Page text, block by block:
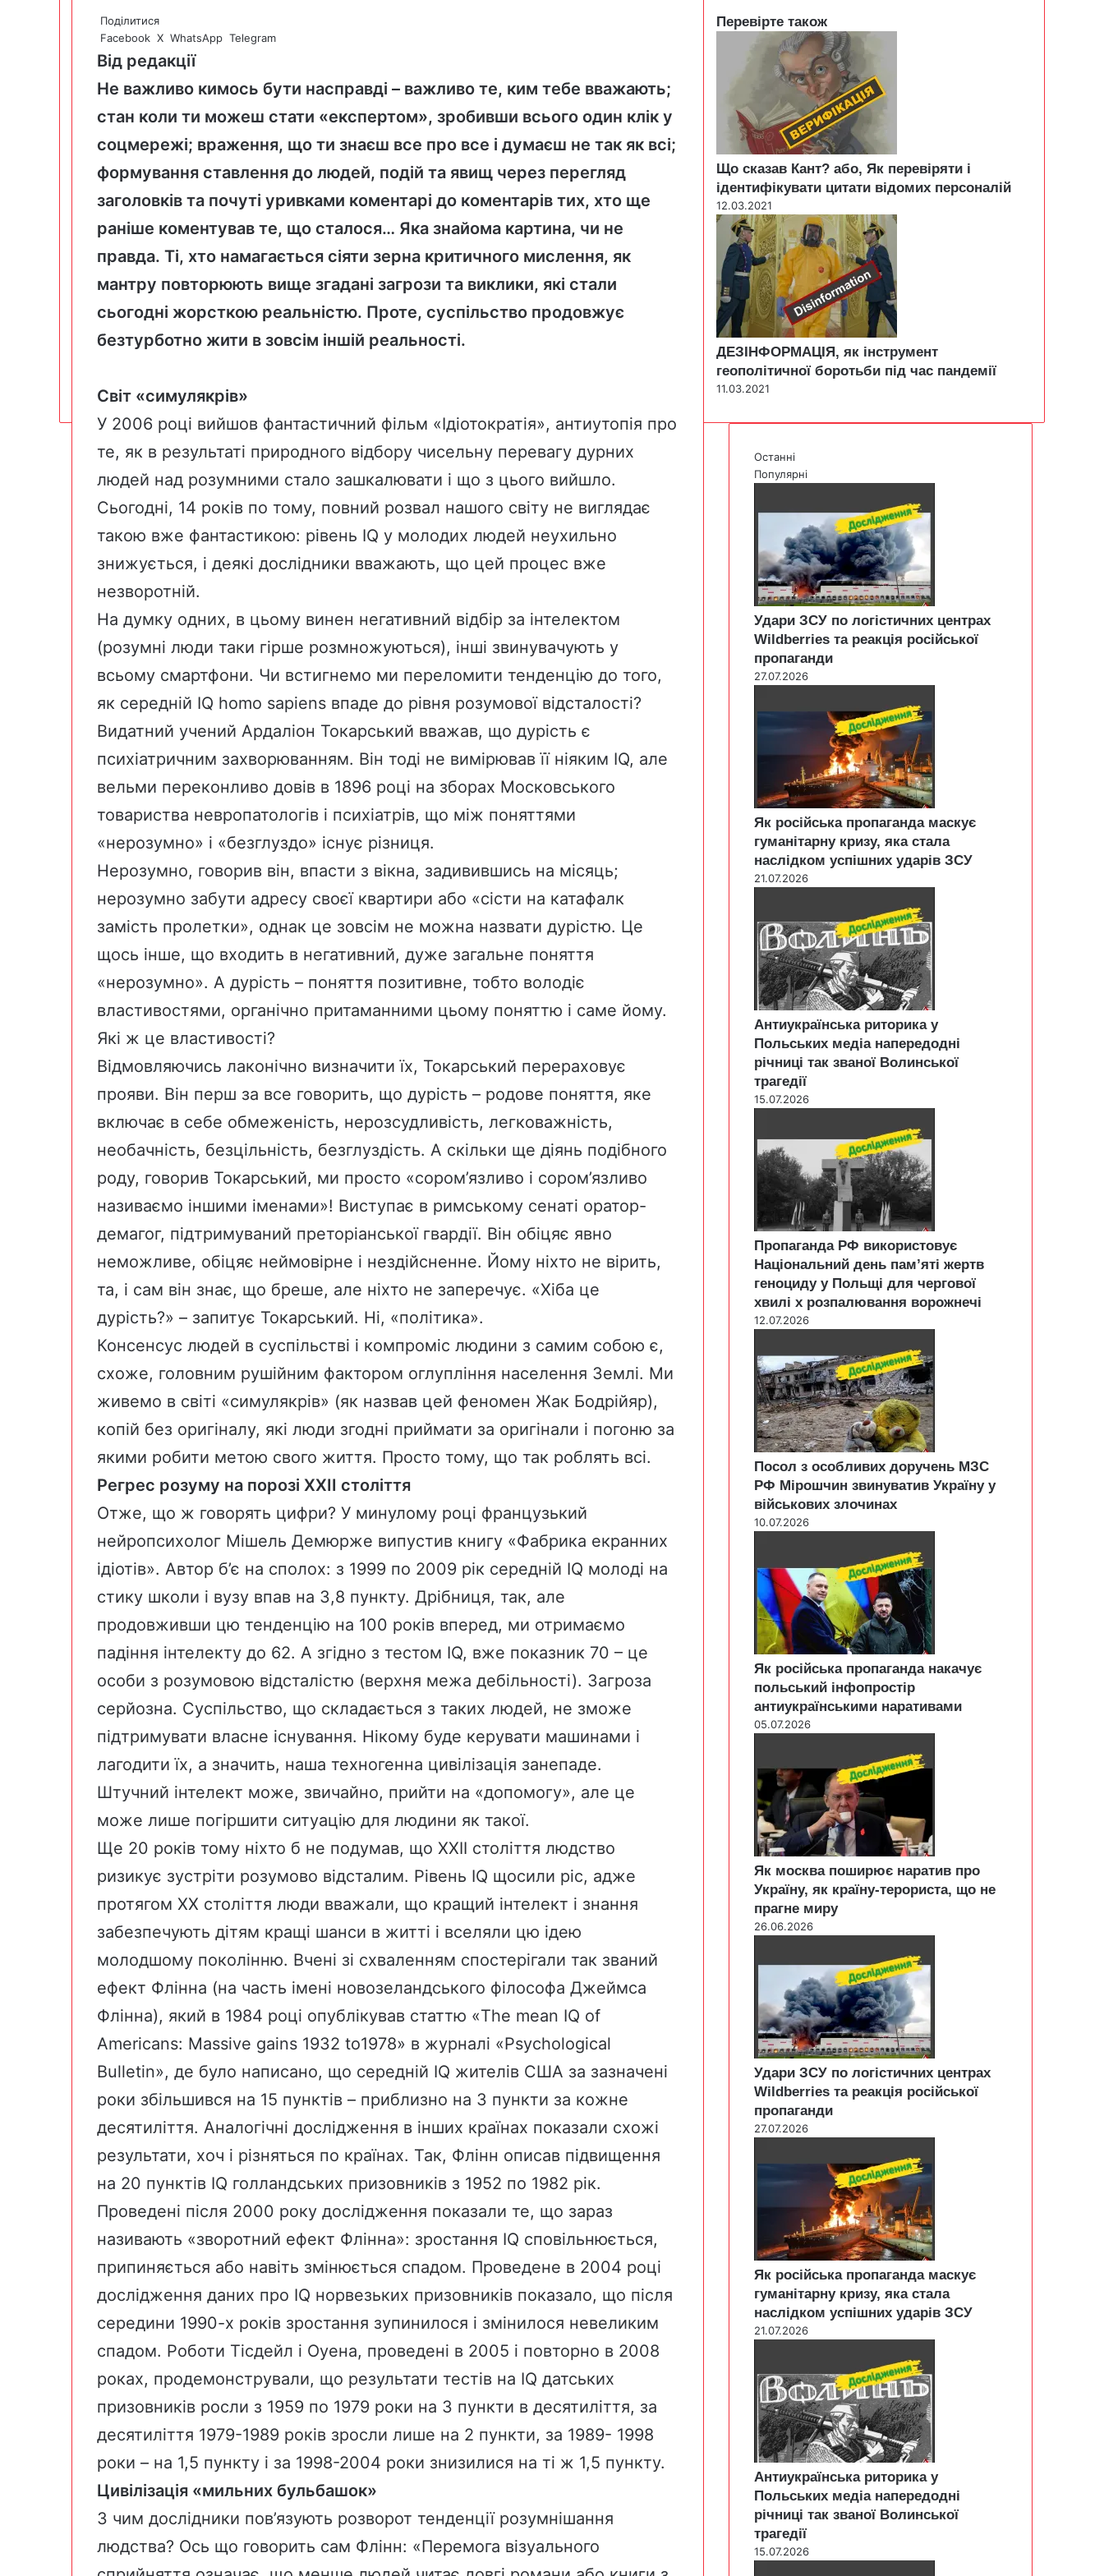
Поділитися
Facebook X WhatsApp Telegram
Від редакції
Не важливо кимось бути насправді – важливо те, ким тебе вважають;
стан коли ти можеш стати «експертом», зробивши всього один клік у
соцмережі; враження, що ти знаєш все про все і думаєш не так як всі;
формування ставлення до людей, подій та явищ через перегляд
заголовків та почуті уривками коментарі до коментарів тих, хто ще
раніше коментував те, що сталося… Яка знайома картина, чи не
правда. Ті, хто намагається сіяти зерна критичного мислення, як
мантру повторюють вище згадані загрози та виклики, які стали
сьогодні жорсткою реальністю. Проте, суспільство продовжує
безтурботно жити в зовсім іншій реальності.
Світ «симулякрів»
У 2006 році вийшов фантастичний фільм «Ідіотократія», антиутопія про
те, як в результаті природного відбору чисельну перевагу дурних
людей над розумними стало зашкалювати і що з цього вийшло.
Сьогодні, 14 років по тому, повний розвал нашого світу не виглядає
такою вже фантастикою: рівень IQ у молодих людей неухильно
знижується, і деякі дослідники вважають, що цей процес вже
незворотній.
На думку одних, в цьому винен негативний відбір за інтелектом
(розумні люди таки гірше розмножуються), інші звинувачують у
всьому смартфони. Чи встигнемо ми переломити тенденцію до того,
як середній IQ homo sapiens впаде до рівня розумової відсталості?
Видатний учений Ардаліон Токарський вважав, що дурість є
психіатричним захворюванням. Він тоді не вимірював її ніяким IQ, але
вельми переконливо довів в 1896 році на зборах Московського
товариства невропатологів і психіатрів, що між поняттями
«нерозумно» і «безглуздо» існує різниця.
Нерозумно, говорив він, впасти з вікна, задивившись на місяць;
нерозумно забути адресу своєї квартири або «сісти на катафалк
замість пролетки», однак це зовсім не можна назвати дурістю. Це
щось інше, що входить в негативний, дуже загальне поняття
«нерозумно». А дурість – поняття позитивне, тобто володіє
властивостями, органічно притаманними цьому поняттю і саме йому.
Які ж це властивості?
Відмовляючись лаконічно визначити їх, Токарський перераховує
прояви. Він перш за все говорить, що дурість – родове поняття, яке
включає в себе обмеженість, нерозсудливість, легковажність,
необачність, безцільність, безглуздість. А скільки ще діянь подібного
роду, говорив Токарський, ми просто «сором’язливо і сором’язливо
називаємо іншими іменами»! Виступає в римському сенаті оратор-
демагог, підтримуваний преторіанської гвардії. Він обіцяє явно
неможливе, обіцяє неймовірне і нездійсненне. Йому ніхто не вірить,
та, і сам він знає, що бреше, але ніхто не заперечує. «Хіба це
дурість?» – запитує Токарський. Ні, «політика».
Консенсус людей в суспільстві і компроміс людини з самим собою є,
схоже, головним рушійним фактором оглупління населення Землі. Ми
живемо в світі «симулякрів» (як назвав цей феномен Жак Бодрійяр),
копій без оригіналу, які люди згодні приймати за оригінали і погоню за
якими робити метою свого життя. Просто тому, що так роблять всі.
Регрес розуму на порозі XXII століття
Отже, що ж говорять цифри? У минулому році французький
нейропсихолог Мішель Демюрже випустив книгу «Фабрика екранних
ідіотів». Автор б’є на сполох: з 1999 по 2009 рік середній IQ молоді на
стику школи і вузу впав на 3,8 пункту. Дрібниця, так, але
продовживши цю тенденцію на 100 років вперед, ми отримаємо
падіння інтелекту до 62. А згідно з тестом IQ, вже показник 70 – це
особи з розумовою відсталістю (верхня межа дебільності). Загроза
серйозна. Суспільство, що складається з таких людей, не зможе
підтримувати власне існування. Нікому буде керувати машинами і
лагодити їх, а значить, наша техногенна цивілізація занепаде.
Штучний інтелект може, звичайно, прийти на «допомогу», але це
може лише погіршити ситуацію для людини як такої.
Ще 20 років тому ніхто б не подумав, що XXII століття людство
ризикує зустріти розумово відсталим. Рівень IQ щосили ріс, адже
протягом XX століття люди вважали, що кращий інтелект і знання
забезпечують дітям кращі шанси в житті і вселяли цю ідею
молодшому поколінню. Вчені зі схваленням спостерігали так званий
ефект Флінна (на часть імені новозеландського філософа Джеймса
Флінна), який в 1984 році опублікував статтю «The mean IQ of
Americans: Massive gains 1932 to1978» в журналі «Psychological
Bulletin», де було написано, що середній IQ жителів США за зазначені
роки збільшився на 15 пунктів – приблизно на 3 пункти за кожне
десятиліття. Аналогічні дослідження в інших країнах показали схожі
результати, хоч і різняться по країнах. Так, Флінн описав підвищення
на 20 пунктів IQ голландських призовників з 1952 по 1982 рік.
Проведені після 2000 року дослідження показали те, що зараз
називають «зворотний ефект Флінна»: зростання IQ сповільнюється,
припиняється або навіть змінюється спадом. Проведене в 2004 році
дослідження даних про IQ норвезьких призовників показало, що після
середини 1990-х років зростання зупинилося і змінилося невеликим
спадом. Роботи Тісдейл і Оуена, проведені в 2005 і повторно в 2008
роках, продемонстрували, що результати тестів на IQ датських
призовників росли з 1959 по 1979 роки на 3 пункти в десятиліття, за
десятиліття 1979-1989 років зросли лише на 2 пункти, за 1989- 1998
роки – на 1,5 пункту і за 1998-2004 роки знизилися на ті ж 1,5 пункту.
Цивілізація «мильних бульбашок»
З чим дослідники пов’язують розворот тенденції розумнішання
людства? Ось що говорить сам Флінн: «Перемога візуального
Перевірте також
Що сказав Кант? або, Як перевіряти і
ідентифікувати цитати відомих персоналій
12.03.2021
ДЕЗІНФОРМАЦІЯ, як інструмент
геополітичної боротьби під час пандемії
11.03.2021
Останні
Популярні
Удари ЗСУ по логістичних центрах
Wildberries та реакція російської
пропаганди
27.07.2026
Як російська пропаганда маскує
гуманітарну кризу, яка стала
наслідком успішних ударів ЗСУ
21.07.2026
Антиукраїнська риторика у
Польських медіа напередодні
річниці так званої Волинської
трагедії
15.07.2026
Пропаганда РФ використовує
Національний день пам’яті жертв
геноциду у Польщі для чергової
хвилі х розпалювання ворожнечі
12.07.2026
Посол з особливих доручень МЗС
РФ Мірошчин звинуватив Україну у
військових злочинах
10.07.2026
Як російська пропаганда накачує
польський інфопростір
антиукраїнськими наративами
05.07.2026
Як москва поширює наратив про
Україну, як країну-терориста, що не
прагне миру
26.06.2026
Удари ЗСУ по логістичних центрах
Wildberries та реакція російської
пропаганди
27.07.2026
Як російська пропаганда маскує
гуманітарну кризу, яка стала
наслідком успішних ударів ЗСУ
21.07.2026
Антиукраїнська риторика у
Польських медіа напередодні
річниці так званої Волинської
трагедії
15.07.2026